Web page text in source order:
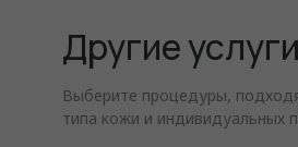
Другие услуги
Выберите процедуры,
типа кожи и индивидуальных